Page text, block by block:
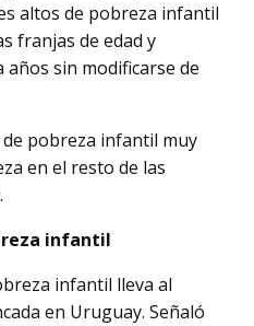
altos de pobreza infantil
franjas de edad y
años sin modificarse de
pobreza infantil muy
en el resto de las
infantil
infantil lleva al
en Uruguay. Señaló